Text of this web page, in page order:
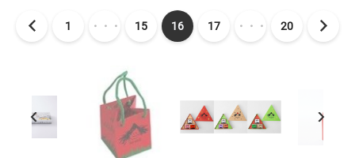
1 ・・・ 15 16 17 ・・・ 20